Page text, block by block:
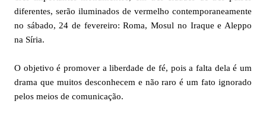
diferentes, serão iluminados de vermelho contemporaneamente
no sábado, 24 de fevereiro: Roma, Mosul no Iraque e Aleppo
na Síria.
O objetivo é promover a liberdade de fé, pois a falta dela é um
drama que muitos desconhecem e não raro é um fato ignorado
pelos meios de comunicação.